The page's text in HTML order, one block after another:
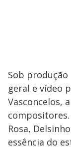
Sob produção
geral e vídeo
Vasconcelos,
compositores.
Rosa,
essência do